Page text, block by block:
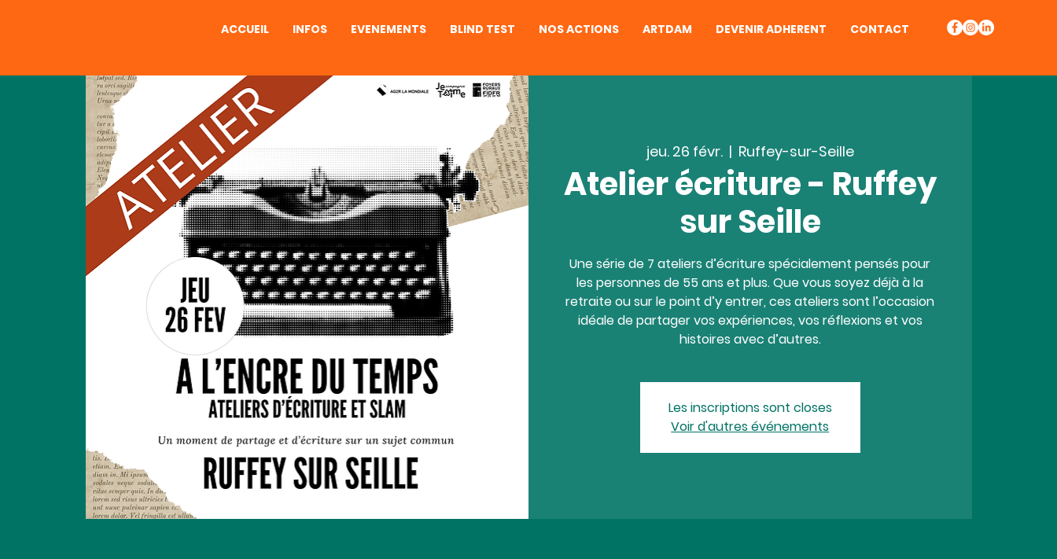
ACCUEIL INFOS EVENEMENTS BLIND TEST NOS ACTIONS ARTDAM DEVENIR ADHERENT CONTACT
jeu. 26 févr.
  |
Ruffey-sur-Seille
Atelier écriture - Ruffey
sur Seille
Une série de 7 ateliers d’écriture spécialement pensés pour
les personnes de 55 ans et plus. Que vous soyez déjà à la
retraite ou sur le point d’y entrer, ces ateliers sont l’occasion
idéale de partager vos expériences, vos réflexions et vos
histoires avec d’autres.
Les inscriptions sont closes
Voir d'autres événements